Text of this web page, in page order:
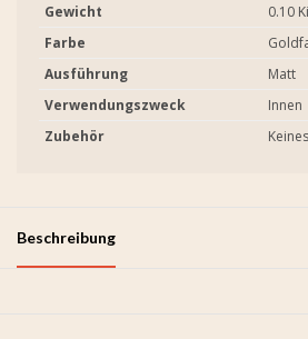
Gewicht
0.10
Farbe
Ausführung
Matt
Verwendungszweck
Innen
Zubehör
Keines
Beschreibung